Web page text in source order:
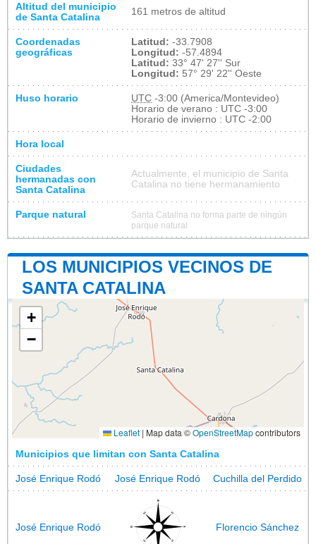
Altitud del municipio
de Santa Catalina
161 metros de altitud
Coordenadas
geográficas
Latitud: -33.7908
Longitud: -57.4894
Latitud: 33° 47' 27'' Sur
Longitud: 57° 29' 22'' Oeste
Huso horario UTC -3:00 (America/Montevideo)
Horario de verano : UTC -3:00
Horario de invierno : UTC -2:00
Hora local
Ciudades
hermanadas con
Santa Catalina
Actualmente, el municipio de Santa
Catalina no tiene hermanamiento
Parque natural
Santa Catalina no forma parte de ningún
parque natural
LOS MUNICIPIOS VECINOS DE
SANTA CATALINA
+
−
Leaflet | Map data ©OpenStreetMapcontributors
Municipios que limitan con Santa Catalina
José Enrique Rodó José Enrique Rodó Cuchilla del Perdido
José Enrique Rodó Florencio Sánchez